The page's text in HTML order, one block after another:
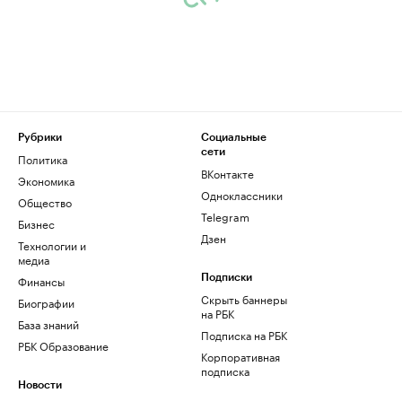
Рубрики
Политика
Экономика
Общество
Бизнес
Технологии и
медиа
Финансы
Биографии
База знаний
РБК Образование
Новости
Социальные
сети
ВКонтакте
Одноклассники
Telegram
Дзен
Подписки
Скрыть баннеры
на РБК
Подписка на РБК
Корпоративная
подписка